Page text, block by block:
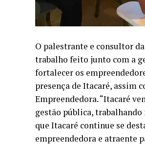
O palestrante e consultor
trabalho feito junto com a
fortalecer os
presença de Itacaré, assim
Empreendedora. “Itacaré
gestão pública, trabalhando
que Itacaré continue se
empreendedora e atraente